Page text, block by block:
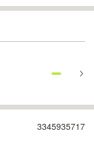
3345935717